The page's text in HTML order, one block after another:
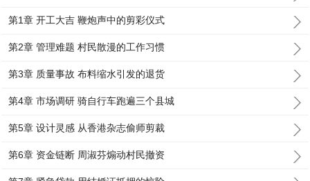
第1章 开工大吉 鞭炮声中的剪彩仪式
第2章 管理难题 村民散漫的工作习惯
第3章 质量事故 布料缩水引发的退货
第4章 市场调研 骑自行车跑遍三个县城
第5章 设计灵感 从香港杂志偷师剪裁
第6章 资金链断 周淑芬煽动村民撤资